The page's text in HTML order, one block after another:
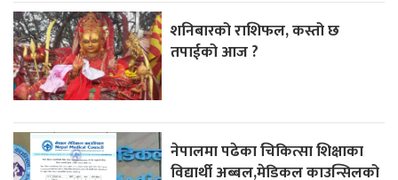
शनिबारको राशिफल, कस्तो छ
तपाईको आज ?
नेपालमा पढेका चिकित्सा शिक्षाका
विद्यार्थी अब्बल,मेडिकल काउन्सिलको